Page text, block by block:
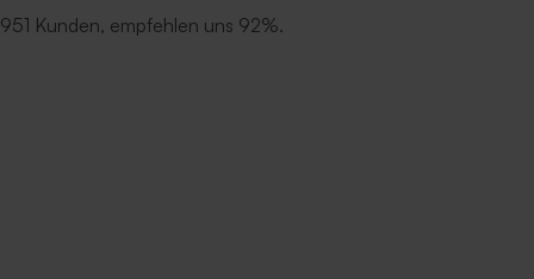
Kunden, empfehlen uns 92%.